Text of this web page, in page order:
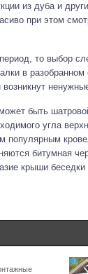
из дуба и
при этом
то выбор
в
возникнут
быть
угла
битумная
крыши